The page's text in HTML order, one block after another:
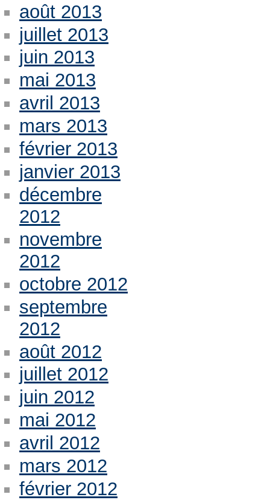
août 2013
juillet 2013
juin 2013
mai 2013
avril 2013
mars 2013
février 2013
janvier 2013
décembre
2012
novembre
2012
octobre 2012
septembre
2012
août 2012
juillet 2012
juin 2012
mai 2012
avril 2012
mars 2012
février 2012